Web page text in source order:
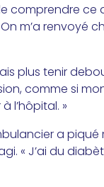
comprendre ce
m’a renvoyé
plus tenir
comme si
l’hôpital. »
a
« J’ai du